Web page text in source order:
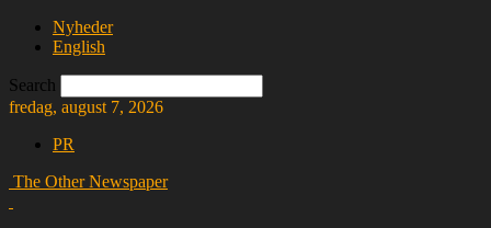
Nyheder
English
Search
fredag, august 7, 2026
PR
The Other Newspaper